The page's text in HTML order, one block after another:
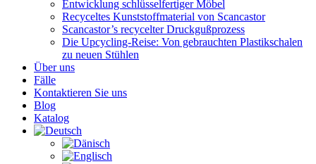
Entwicklung schlüsselfertiger Möbel
Recyceltes Kunststoffmaterial von Scancastor
Scancastor’s recycelter Druckgußprozess
Die Upcycling-Reise: Von gebrauchten Plastikschalen
zu neuen Stühlen
Über uns
Fälle
Kontaktieren Sie uns
Blog
Katalog